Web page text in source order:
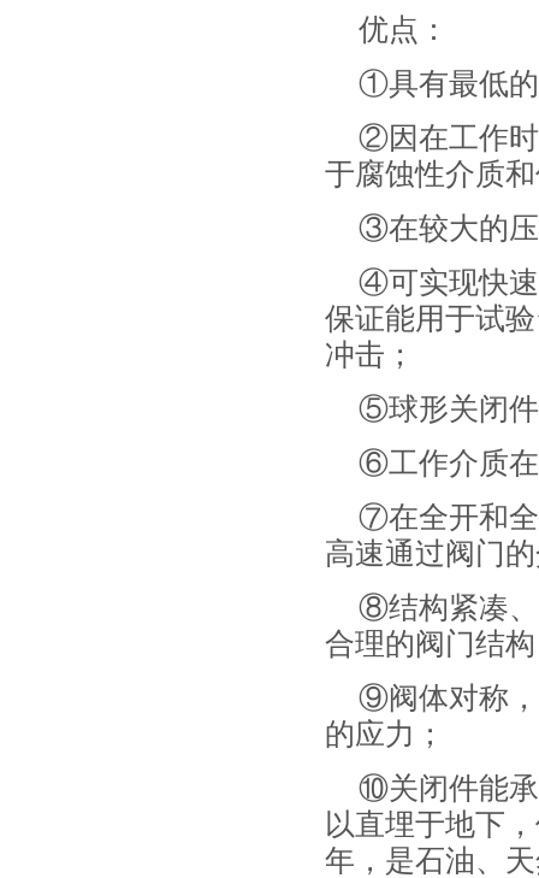
优点：
①具有最低
②因在工作时
于腐蚀性介质
③在较大的压
④可实现快速
保证能用于试
冲击；
⑤球形关闭
⑥工作介质
⑦在全开和全
高速通过阀门
⑧结构紧凑、
合理的阀门结
⑨阀体对称，
的应力；
⑩关闭件能
以直埋于地下
年，是石油、